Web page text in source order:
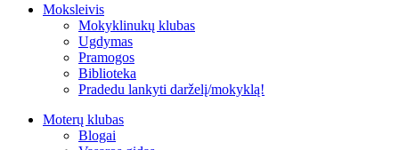
Moksleivis
Mokyklinukų klubas
Ugdymas
Pramogos
Biblioteka
Pradedu lankyti darželį/mokyklą!
Moterų klubas
Blogai